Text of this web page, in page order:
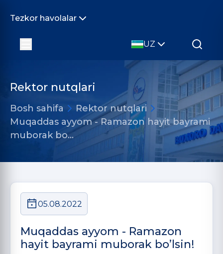
Tezkor havolalar
UZ
Rektor nutqlari
Bosh sahifa
Rektor nutqlari
Muqaddas ayyom - Ramazon hayit bayrami
muborak bo…
05.08.2022
Muqaddas ayyom - Ramazon
hayit bayrami muborak bo’lsin!